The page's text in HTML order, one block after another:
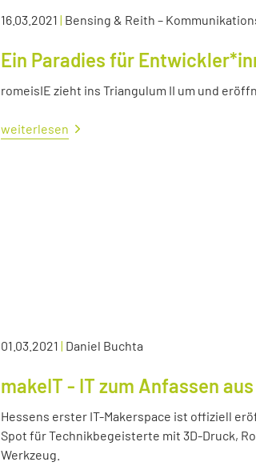
16.03.2021 | Bensing & Reith –
Ein Paradies für
romeisIE zieht ins Triangulum II um und
weiterlesen
01.03.2021 | Daniel Buchta
makeIT - IT zum Anfassen
Hessens erster IT-Makerspace ist offiziell
Spot für Technikbegeisterte mit 3D-Druck,
Werkzeug.